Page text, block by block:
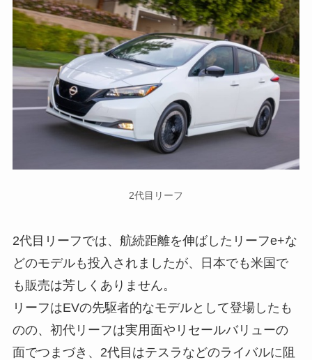
2代目リーフ
2代目リーフでは、航続距離を伸ばしたリーフe+な
どのモデルも投入されましたが、日本でも米国で
も販売は芳しくありません。
リーフはEVの先駆者的なモデルとして登場したも
のの、初代リーフは実用面やリセールバリューの
面でつまづき、2代目はテスラなどのライバルに阻